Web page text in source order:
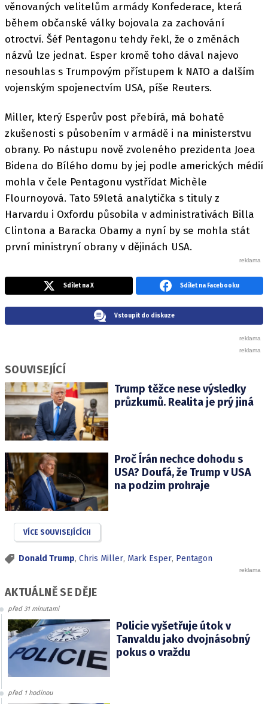
věnovaných velitelům armády Konfederace, která
během občanské války bojovala za zachování
otroctví. Šéf Pentagonu tehdy řekl, že o změnách
názvů lze jednat. Esper kromě toho dával najevo
nesouhlas s Trumpovým přístupem k NATO a dalším
vojenským spojenectvím USA, píše Reuters.
Miller, který Esperův post přebírá, má bohaté
zkušenosti s působením v armádě i na ministerstvu
obrany. Po nástupu nově zvoleného prezidenta Joea
Bidena do Bílého domu by jej podle amerických médií
mohla v čele Pentagonu vystřídat Michèle
Flournoyová. Tato 59letá analytička s tituly z
Harvardu i Oxfordu působila v administrativách Billa
Clintona a Baracka Obamy a nyní by se mohla stát
první ministryní obrany v dějinách USA.
Sdílet na X Sdílet na Facebooku
Vstoupit do diskuze
SOUVISEJÍCÍ
Trump těžce nese výsledky
průzkumů. Realita je prý jiná
Proč Írán nechce dohodu s
USA? Doufá, že Trump v USA
na podzim prohraje
VÍCE SOUVISEJÍCÍCH
Donald Trump, Chris Miller, Mark Esper, Pentagon
AKTUÁLNĚ SE DĚJE
před 31 minutami
Policie vyšetřuje útok v
Tanvaldu jako dvojnásobný
pokus o vraždu
před 1 hodinou